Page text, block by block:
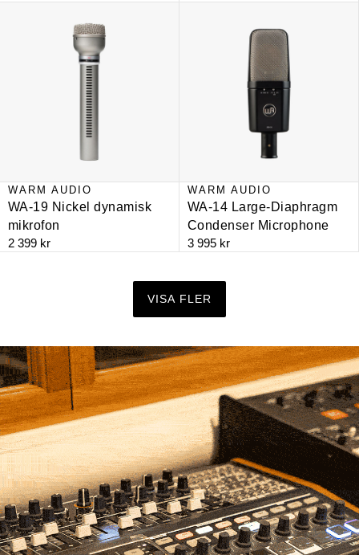
WARM AUDIO
WA-19 Nickel dynamisk
mikrofon
2 399 kr
WARM AUDIO
WA-14 Large-Diaphragm
Condenser Microphone
3 995 kr
VISA FLER